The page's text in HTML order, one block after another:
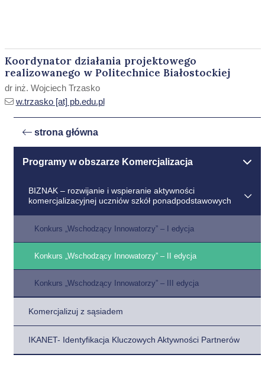
Koordynator działania projektowego
realizowanego w Politechnice Białostockiej
dr inż. Wojciech Trzasko
w.trzasko [at] pb.edu.pl
strona główna
Programy w obszarze Komercjalizacja
BIZNAK – rozwijanie i wspieranie aktywności
komercjalizacyjnej uczniów szkół ponadpodstawowych
Konkurs „Wschodzący Innowatorzy” – I edycja
Konkurs „Wschodzący Innowatorzy” – II edycja
Konkurs „Wschodzący Innowatorzy” – III edycja
Komercjalizuj z sąsiadem
IKANET- Identyfikacja Kluczowych Aktywności Partnerów